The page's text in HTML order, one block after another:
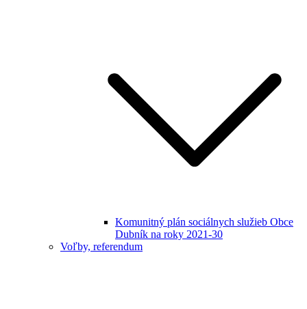
Komunitný plán sociálnych služieb Obce
Dubník na roky 2021-30
Voľby, referendum